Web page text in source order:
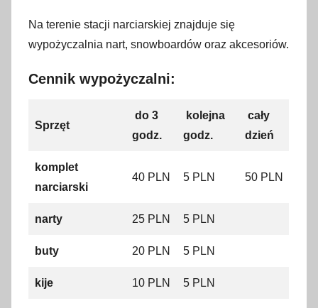
Na terenie stacji narciarskiej znajduje się
wypożyczalnia nart, snowboardów oraz akcesoriów.
Cennik wypożyczalni:
Sprzęt
do 3
godz.
kolejna
godz.
cały
dzień
komplet
narciarski
40 PLN 5 PLN 50 PLN
narty 25 PLN 5 PLN
buty 20 PLN 5 PLN
kije 10 PLN 5 PLN